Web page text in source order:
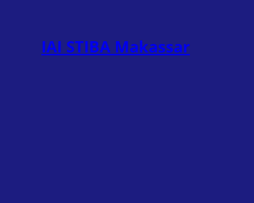
konten
IAI STIBA Makassar